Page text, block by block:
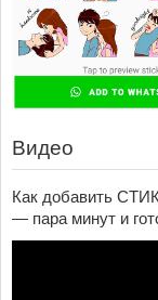
Видео
Как добавить
— пара минут и